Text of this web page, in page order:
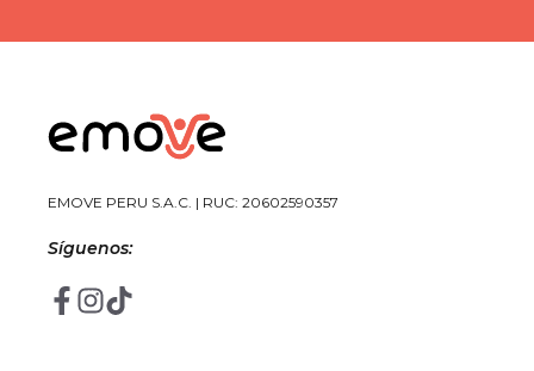
EMOVE PERU S.A.C. | RUC: 20602590357
Síguenos: